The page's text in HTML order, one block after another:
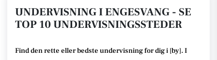
UNDERVISNING I ENGESVANG - SE
TOP 10 UNDERVISNINGSSTEDER
Find den rette eller bedste undervisningfor dig i [by]. I